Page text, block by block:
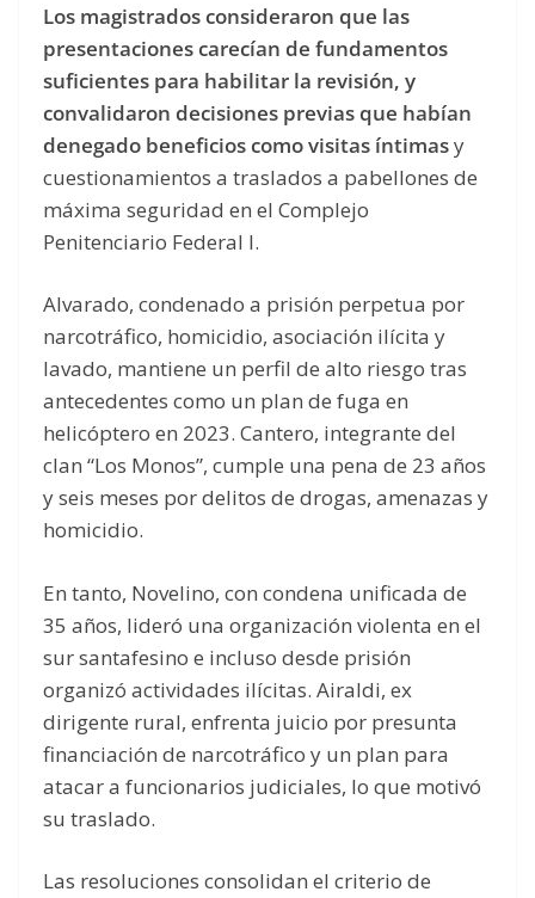
Los magistrados consideraron que las
presentaciones carecían de fundamentos
suficientes para habilitar la revisión, y
convalidaron decisiones previas que habían
denegado beneficios como visitas íntimasy
cuestionamientos a traslados a pabellones de
máxima seguridad en el Complejo
Penitenciario Federal I.
Alvarado, condenado a prisión perpetua por
narcotráfico, homicidio, asociación ilícita y
lavado, mantiene un perfil de alto riesgo tras
antecedentes como un plan de fuga en
helicóptero en 2023. Cantero, integrante del
clan “Los Monos”, cumple una pena de 23 años
y seis meses por delitos de drogas, amenazas y
homicidio.
En tanto, Novelino, con condena unificada de
35 años, lideró una organización violenta en el
sur santafesino e incluso desde prisión
organizó actividades ilícitas. Airaldi, ex
dirigente rural, enfrenta juicio por presunta
financiación de narcotráfico y un plan para
atacar a funcionarios judiciales, lo que motivó
su traslado.
Las resoluciones consolidan el criterio de